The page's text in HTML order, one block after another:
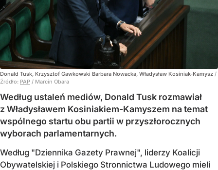
Donald Tusk, Krzysztof Gawkowski Barbara Nowacka, Władysław Kosiniak-Kamysz /
Źródło: PAP / Marcin Obara
Według ustaleń mediów, Donald Tusk rozmawiał
z Władysławem Kosiniakiem-Kamyszem na temat
wspólnego startu obu partii w przyszłorocznych
wyborach parlamentarnych.
Według "Dziennika Gazety Prawnej", liderzy Koalicji
Obywatelskiej i Polskiego Stronnictwa Ludowego mieli